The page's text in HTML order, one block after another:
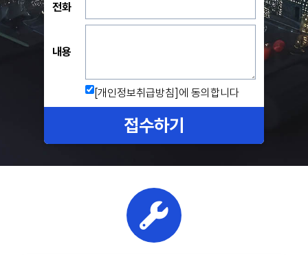
전화
내용
[개인정보취급방침] 에 동의합니다
접수하기